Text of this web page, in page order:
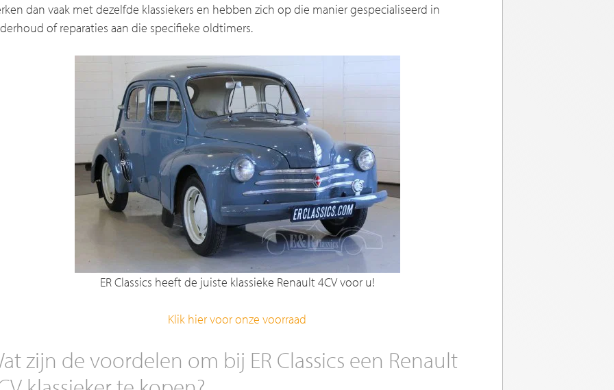
dan vaak met dezelfde klassiekers en hebben zich op die manier gespecialiseerd in
of reparaties aan die specifieke oldtimers.
ER Classics heeft de juiste klassieke Renault 4CV voor u!
Klik hier voor onze voorraad
zijn de voordelen om bij ER Classics een Renault